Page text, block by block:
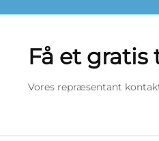
Få et
Vores repræsentant